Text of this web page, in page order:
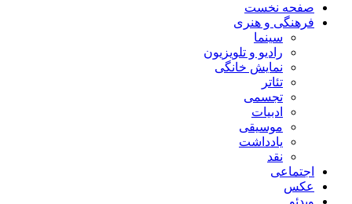
صفحه نخست
فرهنگی و هنری
سینما
رادیو و تلویزیون
نمایش خانگی
تئاتر
تجسمی
ادبیات
موسیقی
یادداشت
نقد
اجتماعی
عکس